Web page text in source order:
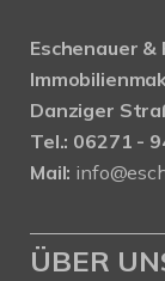
Eschenauer
Danziger
Tel.: 06271 -
Mail:
ÜBER